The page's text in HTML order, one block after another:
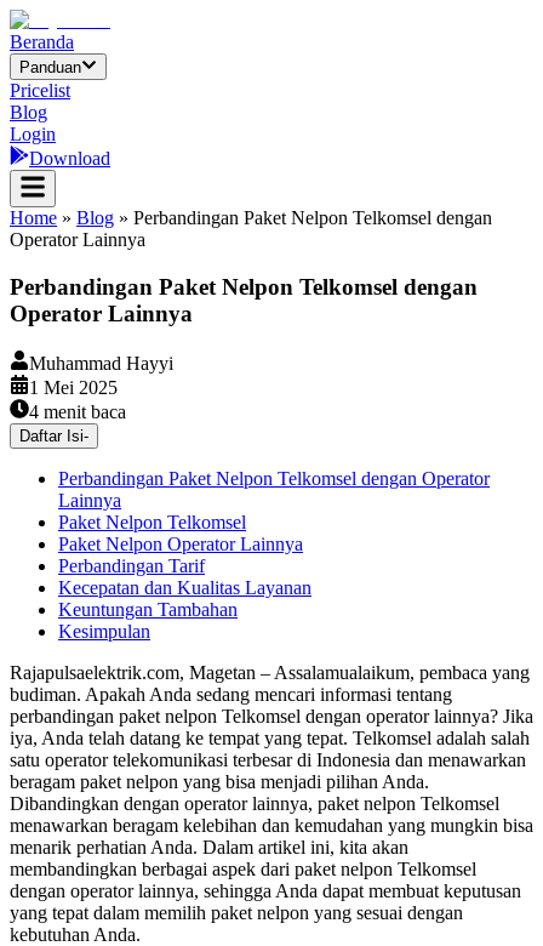
Beranda
Panduan
Pricelist
Blog
Login
Download
Home » Blog » Perbandingan Paket Nelpon Telkomsel dengan
Operator Lainnya
Perbandingan Paket Nelpon Telkomsel dengan
Operator Lainnya
Muhammad Hayyi
1 Mei 2025
4 menit baca
Daftar Isi-
Perbandingan Paket Nelpon Telkomsel dengan Operator
Lainnya
Paket Nelpon Telkomsel
Paket Nelpon Operator Lainnya
Perbandingan Tarif
Kecepatan dan Kualitas Layanan
Keuntungan Tambahan
Kesimpulan
Rajapulsaelektrik.com, Magetan – Assalamualaikum, pembaca yang
budiman. Apakah Anda sedang mencari informasi tentang
perbandingan paket nelpon Telkomsel dengan operator lainnya? Jika
iya, Anda telah datang ke tempat yang tepat. Telkomsel adalah salah
satu operator telekomunikasi terbesar di Indonesia dan menawarkan
beragam paket nelpon yang bisa menjadi pilihan Anda.
Dibandingkan dengan operator lainnya, paket nelpon Telkomsel
menawarkan beragam kelebihan dan kemudahan yang mungkin bisa
menarik perhatian Anda. Dalam artikel ini, kita akan
membandingkan berbagai aspek dari paket nelpon Telkomsel
dengan operator lainnya, sehingga Anda dapat membuat keputusan
yang tepat dalam memilih paket nelpon yang sesuai dengan
kebutuhan Anda.